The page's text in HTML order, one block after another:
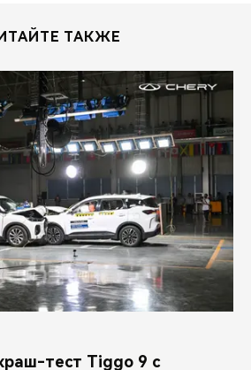
ТАКЖЕ
тест Tiggo 9 с